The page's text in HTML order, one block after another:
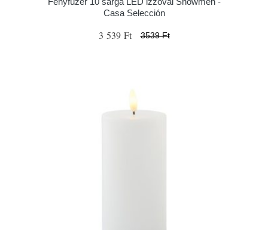
Casa Selección
3 539 Ft 3539 Ft